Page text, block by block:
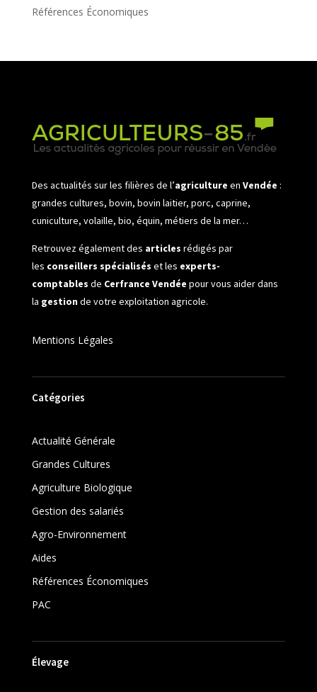
Références Économiques
Des actualités sur les filières de l’agriculture en Vendée :
grandes cultures, bovin, bovin laitier, porc, caprine,
cuniculture, volaille, bio, équin, métiers de la mer…
Retrouvez également des articles rédigés par
les conseillers spécialisés et les experts-
comptables de Cerfrance Vendée pour vous aider dans
la gestionde votre exploitation agricole.
Mentions Légales
Catégories
Actualité Générale
Grandes Cultures
Agriculture Biologique
Gestion des salariés
Agro-Environnement
Aides
Références Économiques
PAC
Élevage